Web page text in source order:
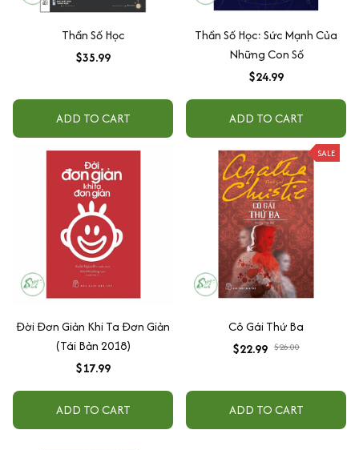
Thần Số Học
$35.99
ADD TO CART
Thần Số Học: Sức Mạnh Của
Những Con Số
$24.99
ADD TO CART
Đời Đơn Giản Khi Ta Đơn Giản
(Tái Bản 2018)
$17.99
ADD TO CART
SALE
Cô Gái Thứ Ba
$22.99 $26.00
ADD TO CART